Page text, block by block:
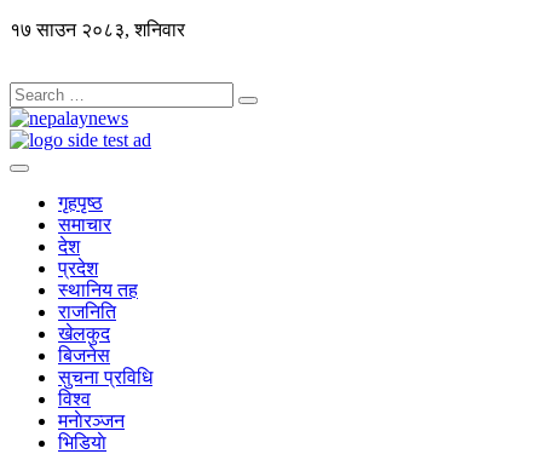
१७ साउन २०८३, शनिवार
गृहपृष्ठ
समाचार
देश
प्रदेश
स्थानिय तह
राजनिति
खेलकुद
बिजनेस
सुचना प्रविधि
विश्व
मनाेरञ्जन
भिडियाे